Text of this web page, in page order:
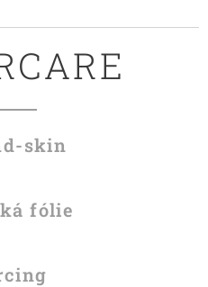
skin
fólie